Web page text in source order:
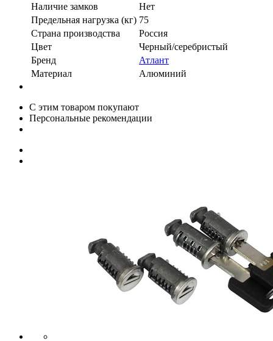
Наличие замков
Нет
Предельная нагрузка (кг) 75
Страна производства
Россия
Цвет
Черный/серебристый
Бренд
Атлант
Материал
Алюминий
С этим товаром покупают
Персональные рекомендации